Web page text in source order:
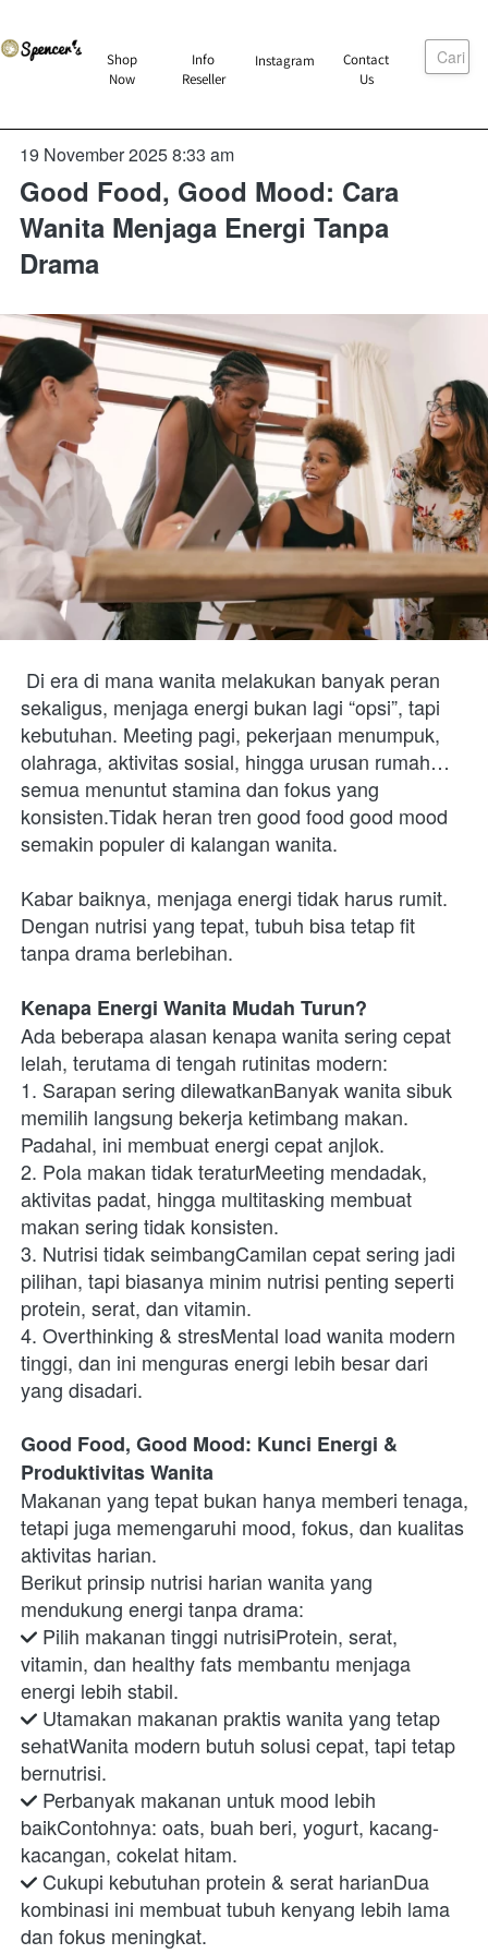
`
Shop
Now
` Info
Reseller
`Instagram `
Contact
Us
Cari
19 November 2025 8:33 am
Good Food, Good Mood: Cara
Wanita Menjaga Energi Tanpa
Drama
Di era di mana wanita melakukan banyak peran
sekaligus, menjaga energi bukan lagi “opsi”, tapi
kebutuhan. Meeting pagi, pekerjaan menumpuk,
olahraga, aktivitas sosial, hingga urusan rumah…
semua menuntut stamina dan fokus yang
konsisten.Tidak heran tren good food good mood
semakin populer di kalangan wanita.
Kabar baiknya, menjaga energi tidak harus rumit.
Dengan nutrisi yang tepat, tubuh bisa tetap fit
tanpa drama berlebihan.
Kenapa Energi Wanita Mudah Turun?
Ada beberapa alasan kenapa wanita sering cepat
lelah, terutama di tengah rutinitas modern:
1. Sarapan sering dilewatkanBanyak wanita sibuk
memilih langsung bekerja ketimbang makan.
Padahal, ini membuat energi cepat anjlok.
2. Pola makan tidak teraturMeeting mendadak,
aktivitas padat, hingga multitasking membuat
makan sering tidak konsisten.
3. Nutrisi tidak seimbangCamilan cepat sering jadi
pilihan, tapi biasanya minim nutrisi penting seperti
protein, serat, dan vitamin.
4. Overthinking & stresMental load wanita modern
tinggi, dan ini menguras energi lebih besar dari
yang disadari.
Good Food, Good Mood: Kunci Energi &
Produktivitas Wanita
Makanan yang tepat bukan hanya memberi tenaga,
tetapi juga memengaruhi mood, fokus, dan kualitas
aktivitas harian.
Berikut prinsip nutrisi harian wanita yang
mendukung energi tanpa drama:
Pilih makanan tinggi nutrisiProtein, serat,
vitamin, dan healthy fats membantu menjaga
energi lebih stabil.
Utamakan makanan praktis wanita yang tetap
sehatWanita modern butuh solusi cepat, tapi tetap
bernutrisi.
Perbanyak makanan untuk mood lebih
baikContohnya: oats, buah beri, yogurt, kacang-
kacangan, cokelat hitam.
Cukupi kebutuhan protein & serat harianDua
kombinasi ini membuat tubuh kenyang lebih lama
dan fokus meningkat.